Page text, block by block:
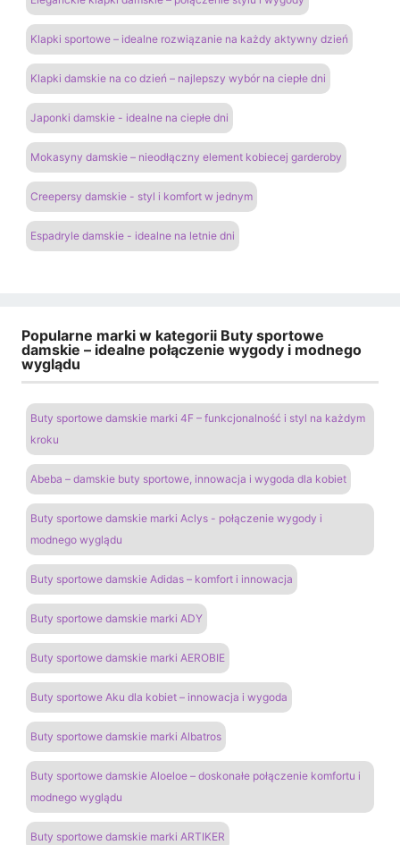
Klapki sportowe – idealne rozwiązanie na każdy aktywny dzień
Klapki damskie na co dzień – najlepszy wybór na ciepłe dni
Japonki damskie - idealne na ciepłe dni
Mokasyny damskie – nieodłączny element kobiecej garderoby
Creepersy damskie - styl i komfort w jednym
Espadryle damskie - idealne na letnie dni
Popularne marki w kategorii Buty sportowe
damskie – idealne połączenie wygody i modnego
wyglądu
Buty sportowe damskie marki 4F – funkcjonalność i styl na każdym
kroku
Abeba – damskie buty sportowe, innowacja i wygoda dla kobiet
Buty sportowe damskie marki Aclys - połączenie wygody i
modnego wyglądu
Buty sportowe damskie Adidas – komfort i innowacja
Buty sportowe damskie marki ADY
Buty sportowe damskie marki AEROBIE
Buty sportowe Aku dla kobiet – innowacja i wygoda
Buty sportowe damskie marki Albatros
Buty sportowe damskie Aloeloe – doskonałe połączenie komfortu i
modnego wyglądu
Buty sportowe damskie marki ARTIKER